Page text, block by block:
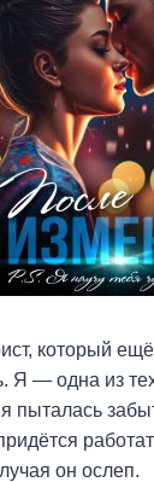
который
Я — одна из
пыталась
он ослеп.